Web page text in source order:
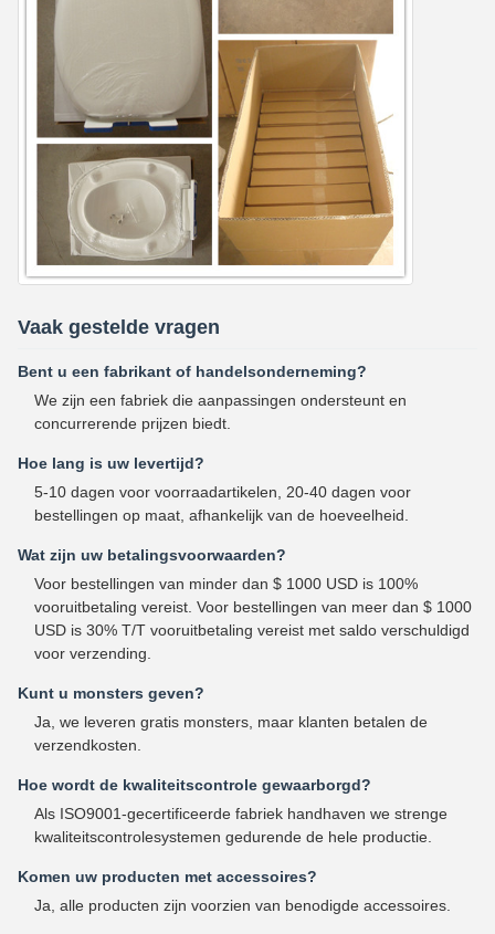
Vaak gestelde vragen
Bent u een fabrikant of handelsonderneming?
We zijn een fabriek die aanpassingen ondersteunt en
concurrerende prijzen biedt.
Hoe lang is uw levertijd?
5-10 dagen voor voorraadartikelen, 20-40 dagen voor
bestellingen op maat, afhankelijk van de hoeveelheid.
Wat zijn uw betalingsvoorwaarden?
Voor bestellingen van minder dan $ 1000 USD is 100%
vooruitbetaling vereist. Voor bestellingen van meer dan $ 1000
USD is 30% T/T vooruitbetaling vereist met saldo verschuldigd
voor verzending.
Kunt u monsters geven?
Ja, we leveren gratis monsters, maar klanten betalen de
verzendkosten.
Hoe wordt de kwaliteitscontrole gewaarborgd?
Als ISO9001-gecertificeerde fabriek handhaven we strenge
kwaliteitscontrolesystemen gedurende de hele productie.
Komen uw producten met accessoires?
Ja, alle producten zijn voorzien van benodigde accessoires.